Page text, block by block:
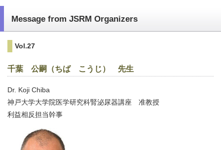
Message from JSRM Organizers
Vol.27
千葉 公嗣（ちば こうじ） 先生
Dr. Koji Chiba
神戸大学大学院医学研究科腎泌尿器講座 准教授
利益相反担当幹事